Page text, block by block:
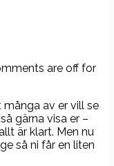
are off for
många av er vill se
gärna visa er –
är klart. Men nu
så ni får en liten